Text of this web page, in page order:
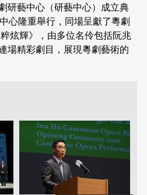
研藝中心（研藝中心）成立典
心隆重舉行，同場呈獻了粵劇
炫輝》，由多位名伶包括阮兆
場精彩劇目，展現粵劇藝術的